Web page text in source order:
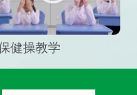
健操教学